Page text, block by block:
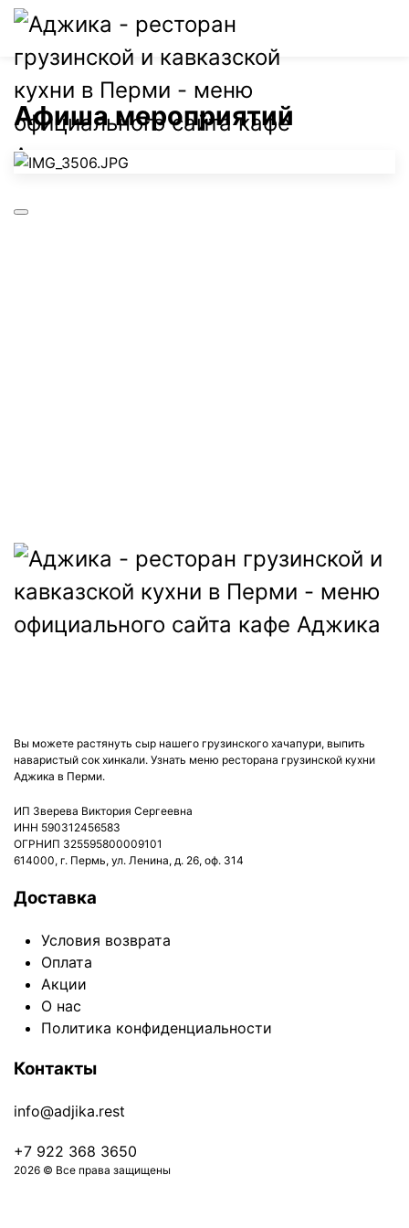
Афиша мероприятий
Вы можете растянуть сыр нашего грузинского хачапури, выпить
наваристый сок хинкали. Узнать меню ресторана грузинской кухни
Аджика в Перми.
ИП Зверева Виктория Сергеевна
ИНН 590312456583
ОГРНИП 325595800009101
614000, г. Пермь, ул. Ленина, д. 26, оф. 314
Доставка
Условия возврата
Оплата
Акции
О нас
Политика конфиденциальности
Контакты
info@adjika.rest
+7 922 368 3650
2026 © Все права защищены